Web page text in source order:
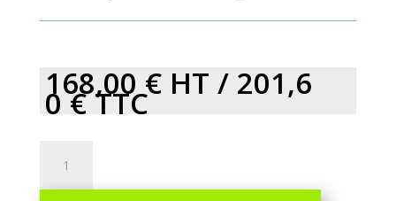
168,00€ HT / 201,6
0€TTC
pliable
de